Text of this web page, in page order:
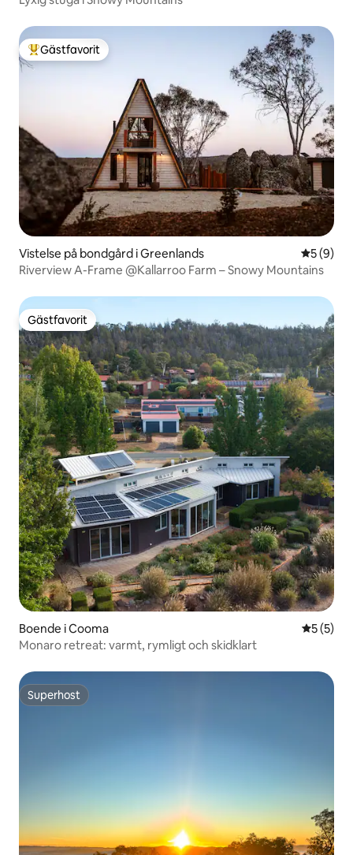
Populär gästfavorit
Gästfavorit
Vistelse på bondgård i Greenlands 5 av 5 i
5 (9)
Riverview A-Frame @Kallarroo Farm – Snowy Mountains
Gästfavorit
Gästfavorit
Boende i Cooma 5 av 5 i
5 (5)
Monaro retreat: varmt, rymligt och skidklart
Superhost
Superhost